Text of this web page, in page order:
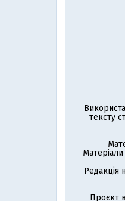
тексту
Редакція
Проєкт